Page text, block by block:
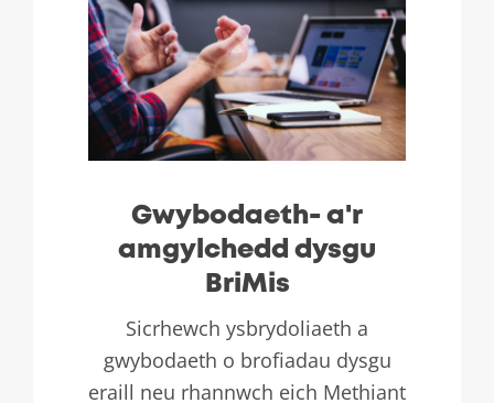
Gwybodaeth- a'r
amgylchedd dysgu
BriMis
Sicrhewch ysbrydoliaeth a
gwybodaeth o brofiadau dysgu
eraill neu rhannwch eich Methiant